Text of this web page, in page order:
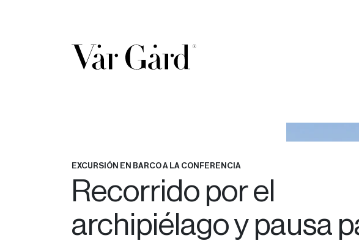
EXCURSIÓN EN BARCO A LA CONFERENCIA
Recorrido por el
archipiélago y pausa